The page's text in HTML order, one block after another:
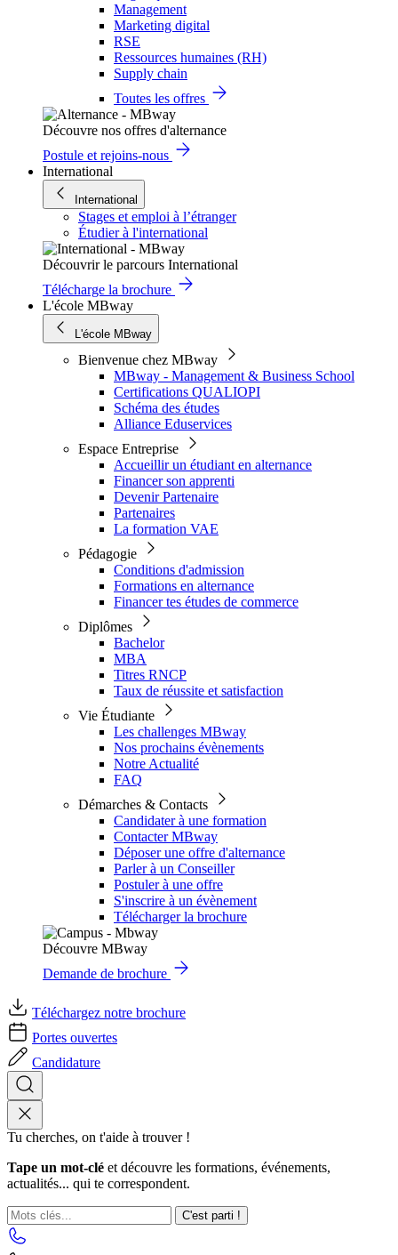
Management
Marketing digital
RSE
Ressources humaines (RH)
Supply chain
Toutes les offres
Découvre nos offres d'alternance
Postule et rejoins-nous
International
International
Stages et emploi à l’étranger
Étudier à l'international
Découvrir le parcours International
Télécharge la brochure
L'école MBway
L'école MBway
Bienvenue chez MBway
MBway - Management & Business School
Certifications QUALIOPI
Schéma des études
Alliance Eduservices
Espace Entreprise
Accueillir un étudiant en alternance
Financer son apprenti
Devenir Partenaire
Partenaires
La formation VAE
Pédagogie
Conditions d'admission
Formations en alternance
Financer tes études de commerce
Diplômes
Bachelor
MBA
Titres RNCP
Taux de réussite et satisfaction
Vie Étudiante
Les challenges MBway
Nos prochains évènements
Notre Actualité
FAQ
Démarches & Contacts
Candidater à une formation
Contacter MBway
Déposer une offre d'alternance
Parler à un Conseiller
Postuler à une offre
S'inscrire à un évènement
Télécharger la brochure
Découvre MBway
Demande de brochure
Téléchargez notre brochure
Portes ouvertes
Candidature
Tu cherches, on t'aide à trouver !
Tape un mot-clé et découvre les formations, événements,
actualités... qui te correspondent.
C'est parti !